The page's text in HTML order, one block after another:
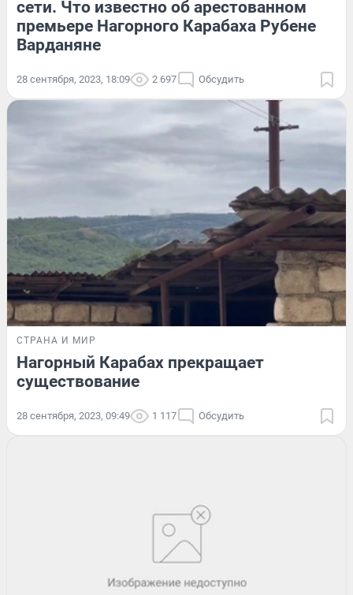
сети. Что известно об арестованном
премьере Нагорного Карабаха Рубене
Варданяне
28 сентября, 2023, 18:09 2 697 Обсудить
СТРАНА И МИР
Нагорный Карабах прекращает
существование
28 сентября, 2023, 09:49 1 117 Обсудить